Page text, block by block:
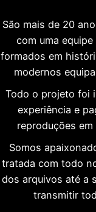
São mais de 20
com uma
formados em
modernos
Todo o projeto foi
experiência e
reproduções
Somos
tratada com todo
dos arquivos até a
transmitir